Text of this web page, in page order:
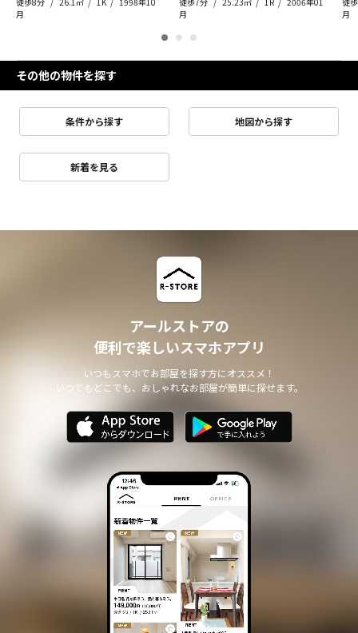
月
月
月
その他の物件を探す
条件から探す 地図から探す
新着を見る
アールストアの
便利で楽しいスマホアプリ
いつもスマホでお部屋を探す方にオススメ！
いつでもどこでも、おしゃれなお部屋が簡単に探せます。